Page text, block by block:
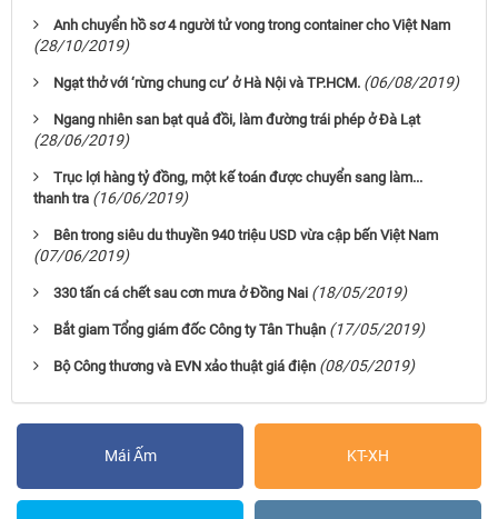
Anh chuyển hồ sơ 4 người tử vong trong container cho Việt Nam
(28/10/2019)
Ngạt thở với ‘rừng chung cư’ ở Hà Nội và TP.HCM. (06/08/2019)
Ngang nhiên san bạt quả đồi, làm đường trái phép ở Đà Lạt
(28/06/2019)
Trục lợi hàng tỷ đồng, một kế toán được chuyển sang làm...
thanh tra (16/06/2019)
Bên trong siêu du thuyền 940 triệu USD vừa cập bến Việt Nam
(07/06/2019)
330 tấn cá chết sau cơn mưa ở Đồng Nai ​ (18/05/2019)
Bắt giam Tổng giám đốc Công ty Tân Thuận (17/05/2019)
Bộ Công thương và EVN xảo thuật giá điện (08/05/2019)
Mái Ấm KT-XH